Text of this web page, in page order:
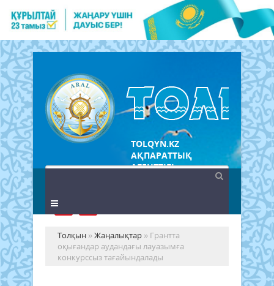
TOLQYN.KZ
АҚПАРАТТЫҚ
АГЕНТТІГІ
Толқын »Жаңалықтар » Грантта
оқығандар аудандағы лауазымға
конкурссыз тағайындалады